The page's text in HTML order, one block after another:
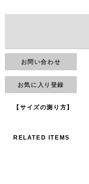
お問い合わせ
お気に入り登録
【サイズの測り方】
RELATED ITEMS